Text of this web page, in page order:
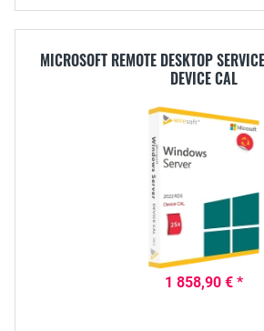
MICROSOFT REMOTE DESKTOP
DEVICE CAL
1 858,90 € *